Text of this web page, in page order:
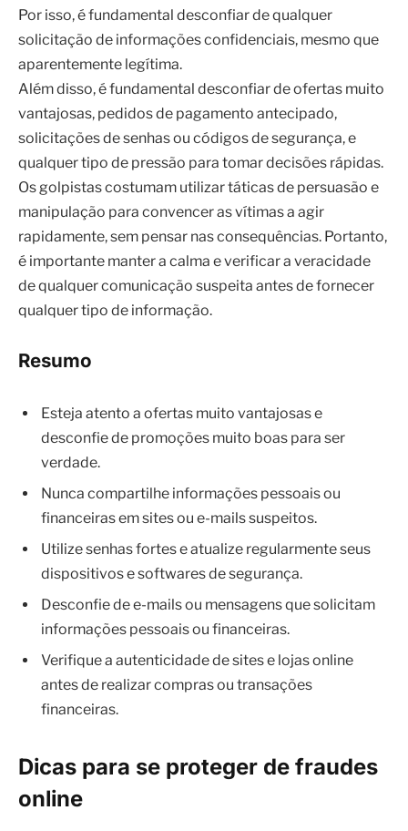
Por isso, é fundamental desconfiar de qualquer
solicitação de informações confidenciais, mesmo que
aparentemente legítima.
Além disso, é fundamental desconfiar de ofertas muito
vantajosas, pedidos de pagamento antecipado,
solicitações de senhas ou códigos de segurança, e
qualquer tipo de pressão para tomar decisões rápidas.
Os golpistas costumam utilizar táticas de persuasão e
manipulação para convencer as vítimas a agir
rapidamente, sem pensar nas consequências. Portanto,
é importante manter a calma e verificar a veracidade
de qualquer comunicação suspeita antes de fornecer
qualquer tipo de informação.
Resumo
Esteja atento a ofertas muito vantajosas e
desconfie de promoções muito boas para ser
verdade.
Nunca compartilhe informações pessoais ou
financeiras em sites ou e-mails suspeitos.
Utilize senhas fortes e atualize regularmente seus
dispositivos e softwares de segurança.
Desconfie de e-mails ou mensagens que solicitam
informações pessoais ou financeiras.
Verifique a autenticidade de sites e lojas online
antes de realizar compras ou transações
financeiras.
Dicas para se proteger de fraudes
online